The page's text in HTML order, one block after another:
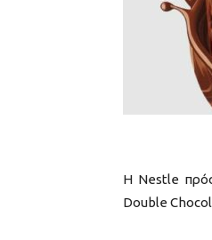
Η Nestle
Double